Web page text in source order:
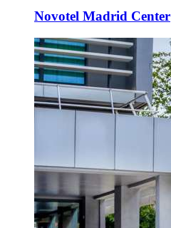
Novotel Madrid Center